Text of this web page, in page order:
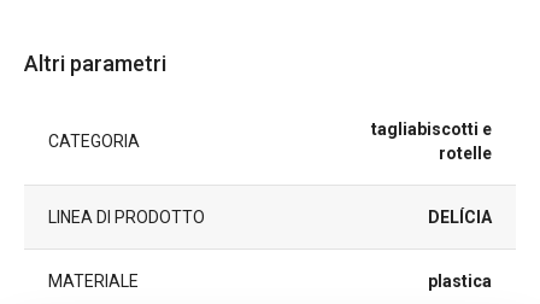
Altri parametri
CATEGORIA
tagliabiscotti e
rotelle
LINEA DI PRODOTTO DELÍCIA
MATERIALE plastica